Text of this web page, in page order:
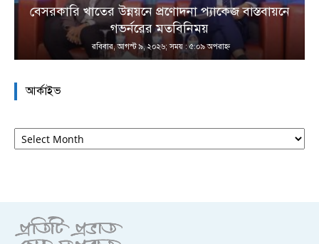
বেসরকারি খাতের উন্নয়নে প্রণোদনা প্যাকেজ বাস্তবায়নে
গভর্নরের মতবিনিময়
রবিবার, আগস্ট ৯, ২০২৬; সময় : ৫:০৯ অপরাহ্ণ
আর্কাইভ
আর্কাইভ